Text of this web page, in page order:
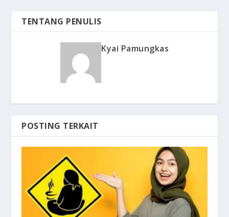
TENTANG PENULIS
Kyai Pamungkas
POSTING TERKAIT